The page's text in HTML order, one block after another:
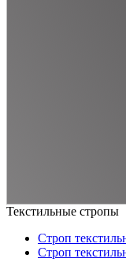
Текстильные стропы
Строп
Строп